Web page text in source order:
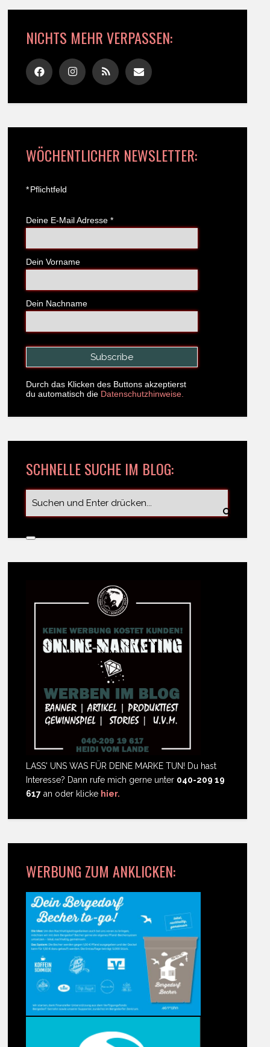
NICHTS MEHR VERPASSEN:
WÖCHENTLICHER NEWSLETTER:
*Pflichtfeld
Deine E-Mail Adresse *
Dein Vorname
Dein Nachname
Durch das Klicken des Buttons akzeptierst
du automatisch die Datenschutzhinweise.
SCHNELLE SUCHE IM BLOG:
LASS' UNS WAS FÜR DEINE MARKE TUN! Du hast
Interesse? Dann rufe mich gerne unter 040-209 19
617 an oder klicke hier.
WERBUNG ZUM ANKLICKEN: